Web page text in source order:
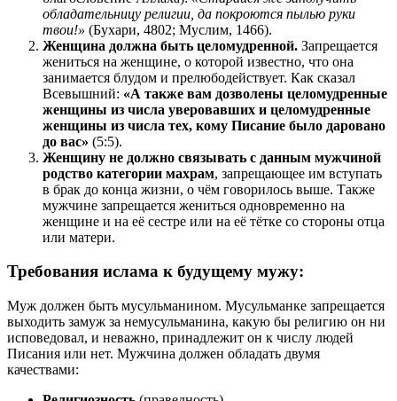
обладательницу религии, да покроются пылью руки
твои!» (Бухари, 4802; Муслим, 1466).
Женщина должна быть целомудренной. Запрещается
жениться на женщине, о которой известно, что она
занимается блудом и прелюбодействует. Как сказал
Всевышний: «А также вам дозволены целомудренные
женщины из числа уверовавших и целомудренные
женщины из числа тех, кому Писание было даровано
до вас» (5:5).
Женщину не должно связывать с данным мужчиной
родство категории махрам, запрещающее им вступать
в брак до конца жизни, о чём говорилось выше. Также
мужчине запрещается жениться одновременно на
женщине и на её сестре или на её тётке со стороны отца
или матери.
Требования ислама к будущему мужу:
Муж должен быть мусульманином. Мусульманке запрещается
выходить замуж за немусульманина, какую бы религию он ни
исповедовал, и неважно, принадлежит он к числу людей
Писания или нет. Мужчина должен обладать двумя
качествами: